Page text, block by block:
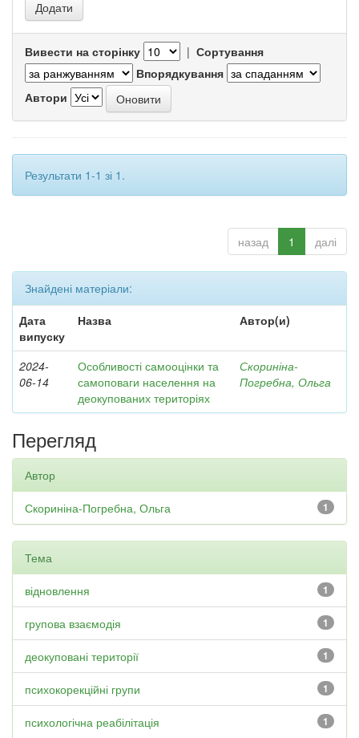
Вивести на сторінку | Сортування
Впорядкування
Автори
Результати 1-1 зі 1.
назад 1 далі
Знайдені матеріали:
Дата
випуску
Назва Автор(и)
2024-
06-14
Особливості самооцінки та
самоповаги населення на
деокупованих територіях
Скориніна-
Погребна, Ольга
Перегляд
Автор
1
Скориніна-Погребна, Ольга
Тема
1
відновлення
1
групова взаємодія
1
деокуповані території
1
психокорекційні групи
1
психологічна реабілітація